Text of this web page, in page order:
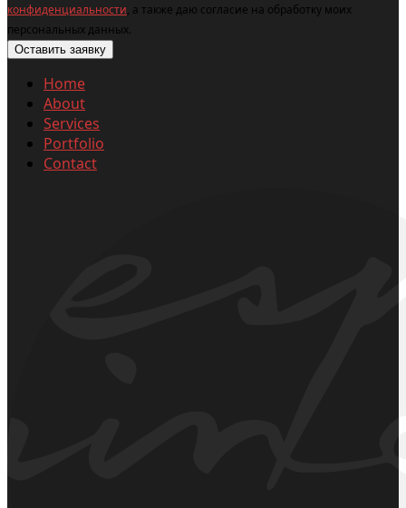
конфиденциальности, а также даю согласие на обработку моих
персональных данных.
Home
About
Services
Portfolio
Contact